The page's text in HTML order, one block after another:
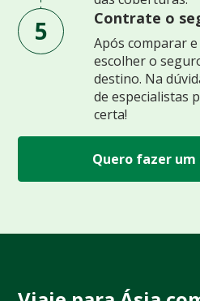
5 Contrate o
Após comparar
escolher o
destino. Na
de especialistas
certa!
Quero fazer